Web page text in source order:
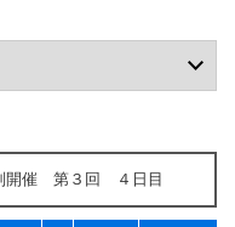
開催 第３回 ４日目